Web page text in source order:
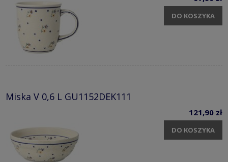
DO KOSZYKA
Miska V 0,6 L GU1152DEK111
121,90 zł
DO KOSZYKA